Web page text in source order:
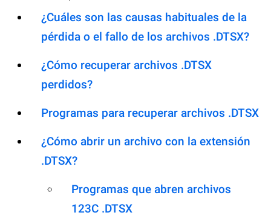
¿Cuáles son las causas habituales de la
pérdida o el fallo de los archivos .DTSX?
¿Cómo recuperar archivos .DTSX
perdidos?
Programas para recuperar archivos .DTSX
¿Cómo abrir un archivo con la extensión
.DTSX?
Programas que abren archivos
123C .DTSX